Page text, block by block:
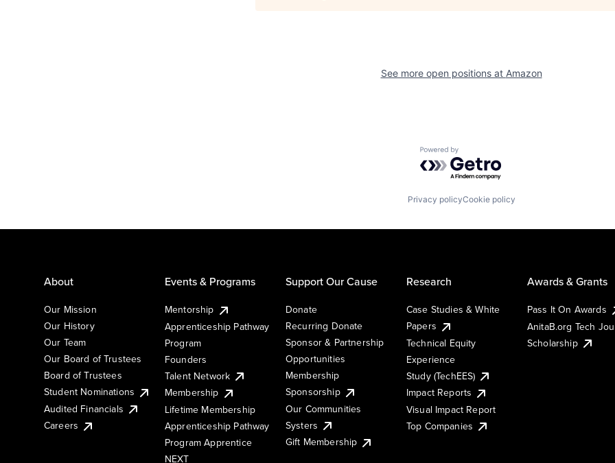
See more open positions at Amazon
Powered by Getro.com
Privacy policyCookie policy
About
Our Mission
Our History
Our Team
Our Board of Trustees
Board of Trustees
Student Nominations
Audited Financials
Careers
Events & Programs
Mentorship
Apprenticeship Pathway
Program
Founders
Talent Network
Membership
Lifetime Membership
Apprenticeship Pathway
Program Apprentice
NEXT
Support Our Cause
Donate
Recurring Donate
Sponsor & Partnership
Opportunities
Membership
Sponsorship
Our Communities
Systers
Gift Membership
Research
Case Studies & White
Papers
Technical Equity
Experience
Study (TechEES)
Impact Reports
Visual Impact Report
Top Companies
Awards & Grants
Pass It On Awards
AnitaB.org Tech
Scholarship